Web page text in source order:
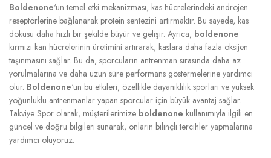
Boldenone‘un temel etki mekanizması, kas hücrelerindeki androjen
reseptörlerine bağlanarak protein sentezini artırmaktır. Bu sayede, kas
dokusu daha hızlı bir şekilde büyür ve gelişir. Ayrıca, boldenone
kırmızı kan hücrelerinin üretimini artırarak, kaslara daha fazla oksijen
taşınmasını sağlar. Bu da, sporcuların antrenman sırasında daha az
yorulmalarına ve daha uzun süre performans göstermelerine yardımcı
olur. Boldenone‘un bu etkileri, özellikle dayanıklılık sporları ve yüksek
yoğunluklu antrenmanlar yapan sporcular için büyük avantaj sağlar.
Takviye Spor olarak, müşterilerimize boldenone kullanımıyla ilgili en
güncel ve doğru bilgileri sunarak, onların bilinçli tercihler yapmalarına
yardımcı oluyoruz.